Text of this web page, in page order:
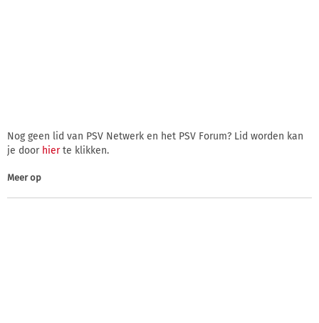
Nog geen lid van PSV Netwerk en het PSV Forum? Lid worden kan
je door hierte klikken.
Meer op